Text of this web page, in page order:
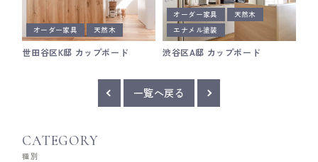
オーダー家具 天然木
世田谷区K邸 カップボード
オーダー家具
天然木
エナメル塗装
渋谷区A邸 カップボード
一覧へ戻る
CATEGORY
種別